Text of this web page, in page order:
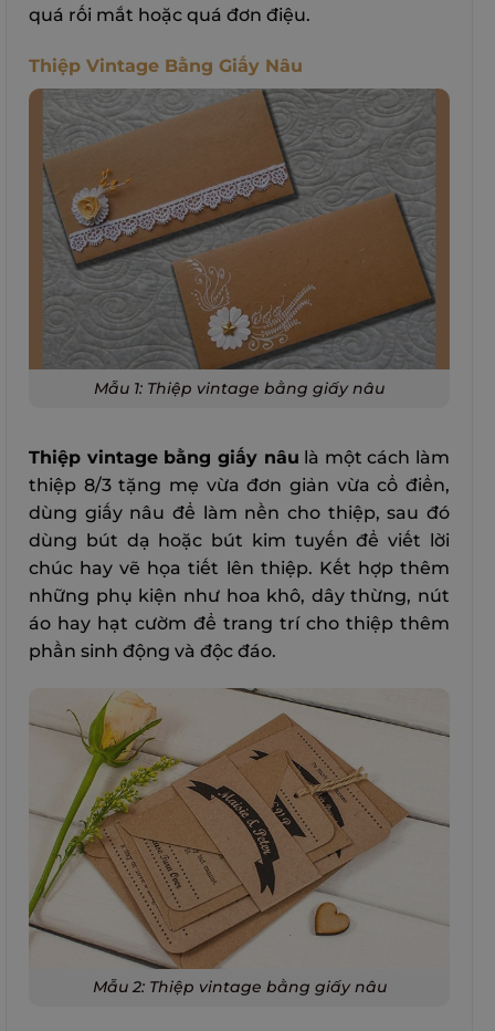
quá rối mắt hoặc quá đơn điệu.
Thiệp Vintage Bằng Giấy Nâu
Mẫu 1: Thiệp vintage bằng giấy nâu
Thiệp vintage bằng giấy nâu là một cách làm
thiệp 8/3 tặng mẹ vừa đơn giản vừa cổ điển,
dùng giấy nâu để làm nền cho thiệp, sau đó
dùng bút dạ hoặc bút kim tuyến để viết lời
chúc hay vẽ họa tiết lên thiệp. Kết hợp thêm
những phụ kiện như hoa khô, dây thừng, nút
áo hay hạt cườm để trang trí cho thiệp thêm
phần sinh động và độc đáo.
Mẫu 2: Thiệp vintage bằng giấy nâu